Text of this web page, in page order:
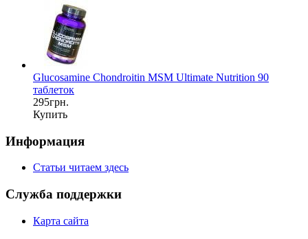
Glucosamine Chondroitin MSM Ultimate Nutrition 90
таблеток
295грн.
Купить
Информация
Статьи читаем здесь
Служба поддержки
Карта сайта